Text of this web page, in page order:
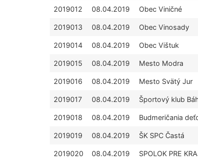
2019012 08.04.2019 Obec Viničné
2019013 08.04.2019 Obec Vinosady
2019014 08.04.2019 Obec Vištuk
2019015 08.04.2019 Mesto Modra
2019016 08.04.2019 Mesto Svätý Jur
2019017 08.04.2019 Športový klub
2019018 08.04.2019 Budmeričania
2019019 08.04.2019 ŠK SPC Častá
2019020 08.04.2019 SPOLOK PRE